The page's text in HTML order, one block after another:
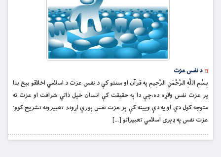
د نفس عزت
بِسْمِ اللَّهِ الرَّحْمَنِ الرَّحِيمِ په قرآن او سنتو کې د نفس عزت د اسلامي اخلاقو بېخ بنا
پر عزت نفس ولاړه ده،چې دا په حقيقت کې انسان خپل ذاتي شرافت او عزت ته
متوجه کول دي او په دې ويينه کې پر عزت نفس پورې اړوند تعبيرونه تشريح کوو:
عزت نفس په ډېرى اسلامي تعبيراتو […]